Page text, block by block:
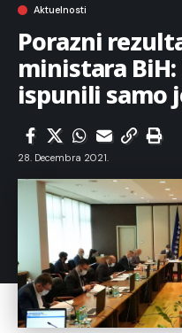
Aktuelnosti
Porazni
ministara
ispunili samo
28. Decembra 2021.